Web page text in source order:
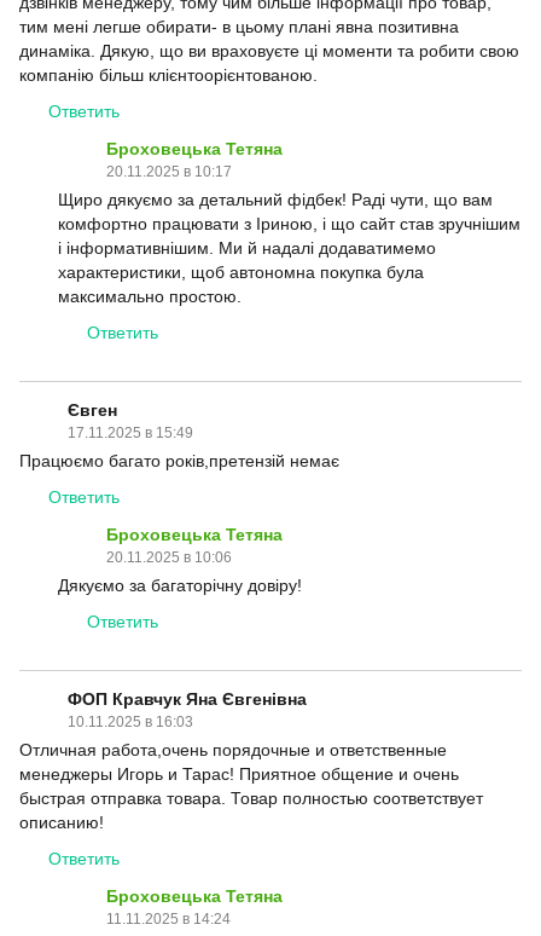
тим мені легше обирати- в цьому плані явна позитивна
динаміка. Дякую, що ви враховуєте ці моменти та робити свою
компанію більш клієнтоорієнтованою.
Ответить
Броховецька Тетяна
20.11.2025 в 10:17
Щиро дякуємо за детальний фідбек! Раді чути, що вам
комфортно працювати з Іриною, і що сайт став зручнішим
і інформативнішим. Ми й надалі додаватимемо
характеристики, щоб автономна покупка була
максимально простою.
Ответить
Євген
17.11.2025 в 15:49
Працюємо багато років,претензій немає
Ответить
Броховецька Тетяна
20.11.2025 в 10:06
Дякуємо за багаторічну довіру!
Ответить
ФОП Кравчук Яна Євгенівна
10.11.2025 в 16:03
Отличная работа,очень порядочные и ответственные
менеджеры Игорь и Тарас! Приятное общение и очень
быстрая отправка товара. Товар полностью соответствует
описанию!
Ответить
Броховецька Тетяна
11.11.2025 в 14:24